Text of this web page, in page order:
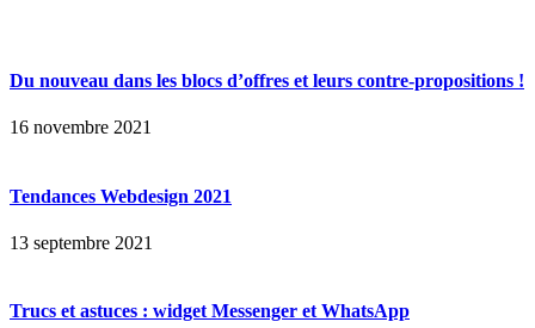
Du nouveau dans les blocs d’offres et leurs contre-propositions !
16 novembre 2021
Tendances Webdesign 2021
13 septembre 2021
Trucs et astuces : widget Messenger et WhatsApp